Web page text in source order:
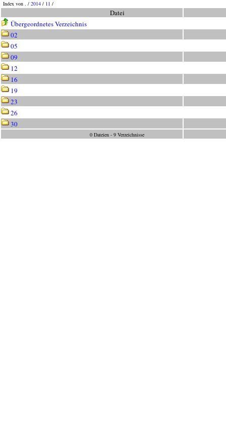
Index von . / 2014 / 11 /
Datei
Übergeordnetes Verzeichnis
02
05
09
12
16
19
23
26
30
0 Dateien - 9 Verzeichnisse